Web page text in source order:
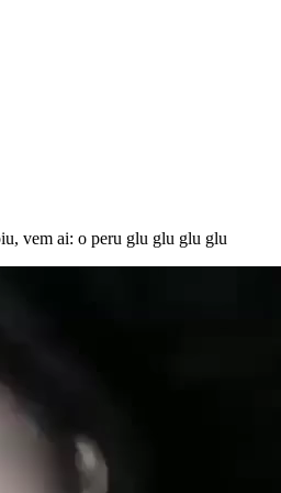
vem ai: o peru glu glu glu glu